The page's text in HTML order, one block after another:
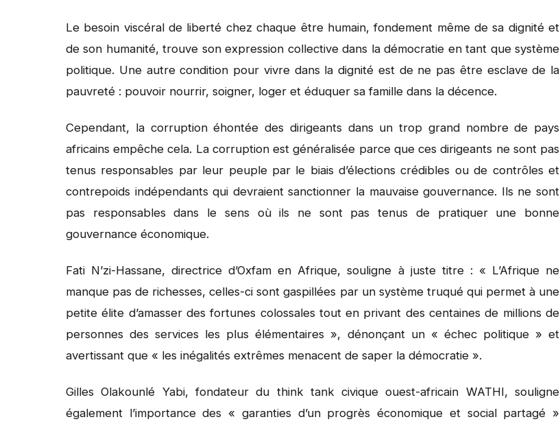
Le besoin viscéral de liberté chez chaque être humain, fondement même de sa dignité et
de son humanité, trouve son expression collective dans la démocratie en tant que système
politique. Une autre condition pour vivre dans la dignité est de ne pas être esclave de la
pauvreté : pouvoir nourrir, soigner, loger et éduquer sa famille dans la décence.
Cependant, la corruption éhontée des dirigeants dans un trop grand nombre de pays
africains empêche cela. La corruption est généralisée parce que ces dirigeants ne sont pas
tenus responsables par leur peuple par le biais d’élections crédibles ou de contrôles et
contrepoids indépendants qui devraient sanctionner la mauvaise gouvernance. Ils ne sont
pas responsables dans le sens où ils ne sont pas tenus de pratiquer une bonne
gouvernance économique.
Fati N’zi-Hassane, directrice d’Oxfam en Afrique, souligne à juste titre : « L’Afrique ne
manque pas de richesses, celles-ci sont gaspillées par un système truqué qui permet à une
petite élite d’amasser des fortunes colossales tout en privant des centaines de millions de
personnes des services les plus élémentaires », dénonçant un « échec politique » et
avertissant que « les inégalités extrêmes menacent de saper la démocratie ».
Gilles Olakounlé Yabi, fondateur du think tank civique ouest-africain WATHI, souligne
également l’importance des « garanties d’un progrès économique et social partagé »